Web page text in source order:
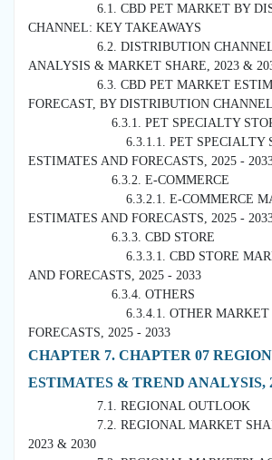
6.1. CBD PET MARKET BY
CHANNEL: KEY TAKEAWAYS
6.2. DISTRIBUTION CHANNEL
ANALYSIS & MARKET SHARE, 2023 &
6.3. CBD PET MARKET
FORECAST, BY DISTRIBUTION
6.3.1. PET SPECIALTY
6.3.1.1. PET SPECIALTY
ESTIMATES AND FORECASTS, 2025 -
6.3.2. E-COMMERCE
6.3.2.1. E-COMMERCE
ESTIMATES AND FORECASTS, 2025 -
6.3.3. CBD STORE
6.3.3.1. CBD STORE
AND FORECASTS, 2025 - 2033
6.3.4. OTHERS
6.3.4.1. OTHER MARKET
FORECASTS, 2025 - 2033
CHAPTER 7. CHAPTER 07
ESTIMATES & TREND ANALYSIS,
7.1. REGIONAL OUTLOOK
7.2. REGIONAL MARKET
2023 & 2030